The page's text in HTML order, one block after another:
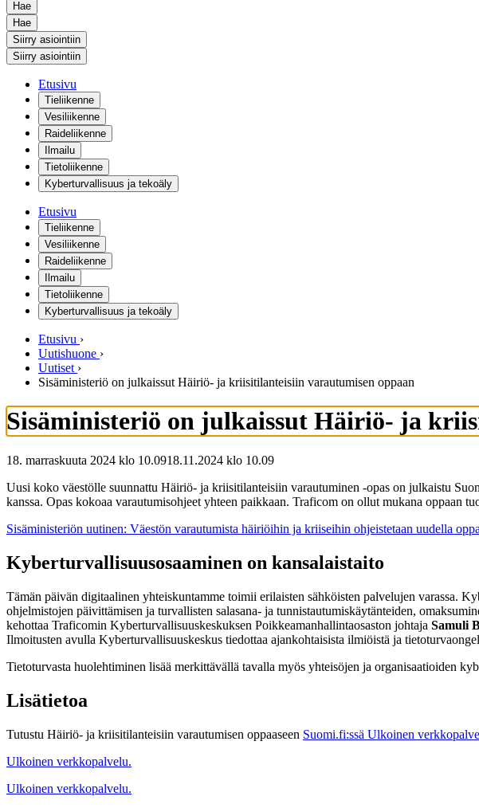
Hae
Hae
Siirry asiointiin
Siirry asiointiin
Etusivu
Tieliikenne
Vesiliikenne
Raideliikenne
Ilmailu
Tietoliikenne
Kyberturvallisuus ja tekoäly
Etusivu
Tieliikenne
Vesiliikenne
Raideliikenne
Ilmailu
Tietoliikenne
Kyberturvallisuus ja tekoäly
Etusivu ›
Uutishuone ›
Uutiset ›
Sisäministeriö on julkaissut Häiriö- ja kriisitilanteisiin varautumisen oppaan
Sisäministeriö on julkaissut Häiriö- ja
18. marraskuuta 2024 klo 10.0918.11.2024 klo 10.09
Uusi koko väestölle suunnattu Häiriö- ja kriisitilanteisiin varautuminen -opas on julkaistu
kanssa. Opas kokoaa varautumisohjeet yhteen paikkaan. Traficom on ollut mukana oppaan
Sisäministeriön uutinen: Väestön varautumista häiriöihin ja kriiseihin ohjeistetaan uudella
Kyberturvallisuusosaaminen on kansalaistaito
Tämän päivän digitaalinen yhteiskuntamme toimii erilaisten sähköisten palvelujen varassa.
ohjelmistojen päivittämisen ja turvallisten salasana- ja tunnistautumiskäytänteiden,
kehottaa Traficomin Kyberturvallisuuskeskuksen Poikkeamanhallintaosaston johtaja Samuli
Ilmoitusten avulla Kyberturvallisuuskeskus tiedottaa ajankohtaisista ilmiöistä ja
Tietoturvasta huolehtiminen lisää merkittävällä tavalla myös yhteisöjen ja organisaatioiden
Lisätietoa
Tutustu Häiriö- ja kriisitilanteisiin varautumisen oppaaseen Suomi.fi:ssä Ulkoinen
Ulkoinen verkkopalvelu.
Ulkoinen verkkopalvelu.